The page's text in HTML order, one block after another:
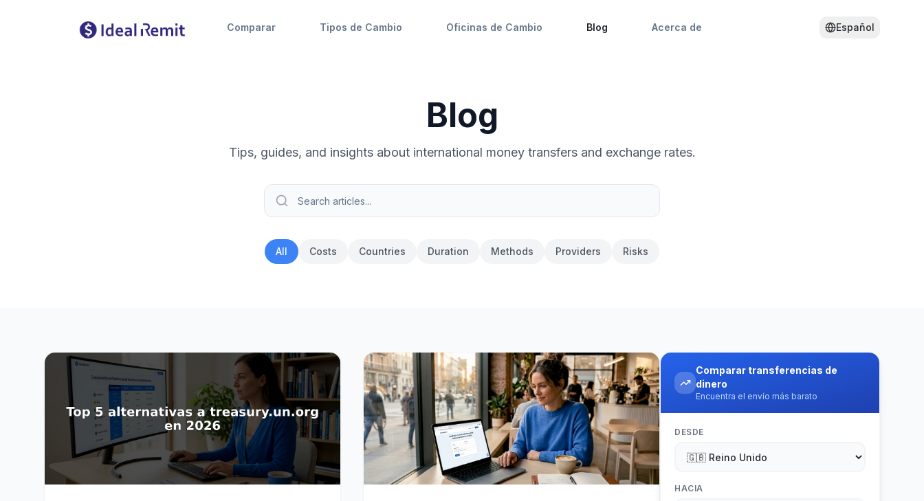
Comparar Tipos de Cambio Oficinas de Cambio Blog Acerca de Español
Blog
Tips, guides, and insights about international money transfers and exchange rates.
All Costs Countries Duration Methods Providers Risks
Comparar transferencias de
dinero
Encuentra el envío más barato
DESDE
HACIA